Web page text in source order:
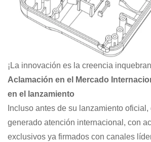
¡La innovación es la creencia
Aclamación en el Mercado
en el lanzamiento
Incluso antes de su lanzamiento
generado atención internacional, con
exclusivos ya firmados con canales